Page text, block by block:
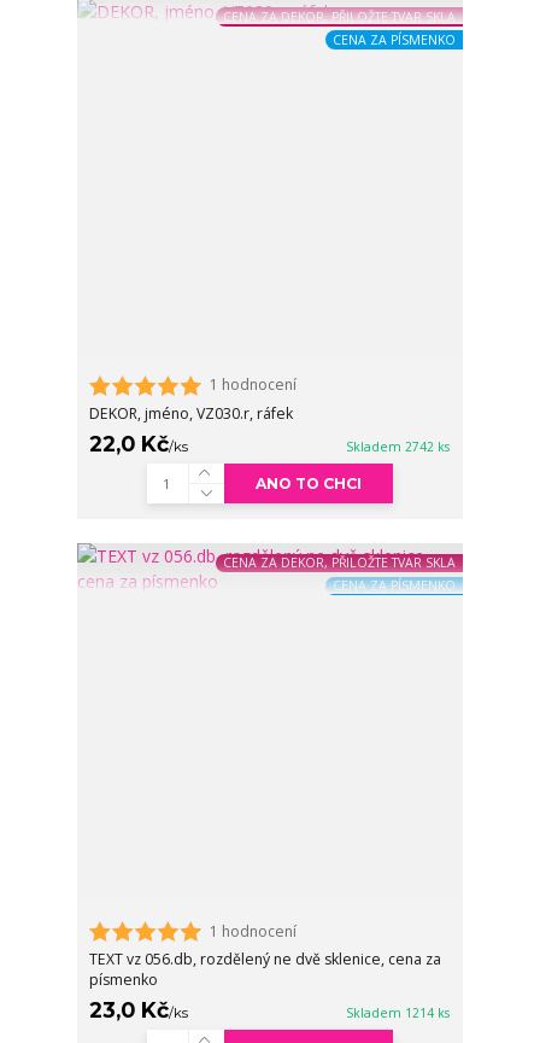
CENA ZA DEKOR, PŘILOŽTE TVAR SKLA
CENA ZA PÍSMENKO
1 hodnocení
DEKOR, jméno, VZ030.r, ráfek
22,0 Kč/ks Skladem 2742 ks
ANO TO CHCI
CENA ZA DEKOR, PŘILOŽTE TVAR SKLA
CENA ZA PÍSMENKO
1 hodnocení
TEXT vz 056.db, rozdělený ne dvě sklenice, cena za
písmenko
23,0 Kč/ks Skladem 1214 ks